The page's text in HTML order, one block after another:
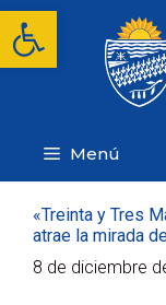
Abrir
Saltar
contenido
Menú
«Treinta y Tres
atrae la mirada
8 de diciembre